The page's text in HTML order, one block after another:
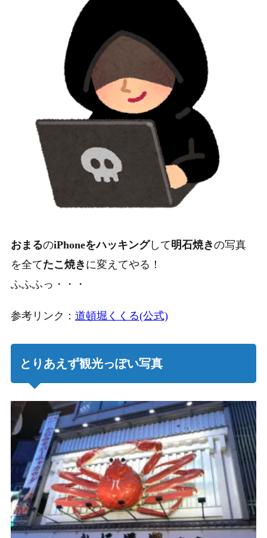
おまるのiPhoneをハッキングして明石焼きの写真
を全てたこ焼き に変えてやる！
ふふふっ・・・
参考リンク： 道頓堀くくる(公式)
とりあえず観光っぽい写真